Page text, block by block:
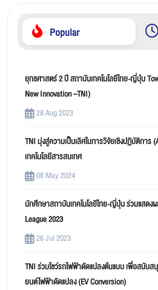
Popular
ยุทธศาสตร์ 2 ปี สถาบันเทคโนโลยีไทย-ญี่ปุ่น
New Innovation –TNI)
28 Aug 2023
TNI มุ่งสู่ความเป็นเลิศในการวิจัยเชิงปฏิบัติการ
เทคโนโลยีสารสนเทศ
08 May 2024
นักศึกษาสถาบันเทคโนโลยีไทย-ญี่ปุ่น ร่วมแสดง
League 2023
26 Jul 2023
TNI ร่วมโชว์รถไฟฟ้าดัดแปลงต้นแบบ เพื่อสนับ
ยนต์ไฟฟ้าดัดแปลง (EV Conversion)